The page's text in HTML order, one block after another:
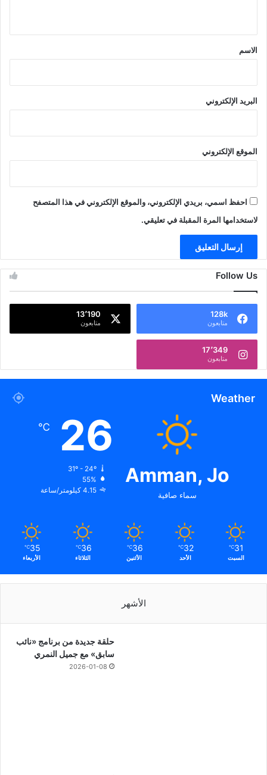
*
الاسم
البريد الإلكتروني
الموقع الإلكتروني
احفظ اسمي، بريدي الإلكتروني، والموقع الإلكتروني في هذا المتصفح
لاستخدامها المرة المقبلة في تعليقي.
Follow Us
128k
متابعون
13٬190
متابعون
17٬349
متابعون
Weather
Amman, Jo
سماء صافية
26
℃
31º - 24º
55%
4.15 كيلومتر/ساعة
31
℃
السبت
32
℃
الأحد
36
℃
الأثنين
36
℃
الثلاثاء
35
℃
الأربعاء
الأشهر
حلقة جديدة من برنامج «نائب
سابق» مع جميل النمري
2026-01-08